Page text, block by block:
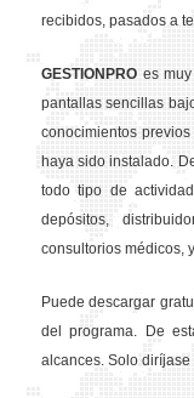
recibidos, pasados a
GESTION PRO es
pantallas sencillas
conocimientos
haya sido instalado.
todo tipo de
depósitos,
consultorios médicos,
Puede descargar
del programa. De
alcances. Solo diríjase